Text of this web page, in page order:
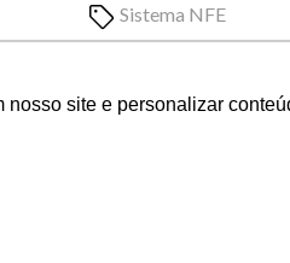
site e personalizar
Sistema NFE
ES, Brasil, 29704-424